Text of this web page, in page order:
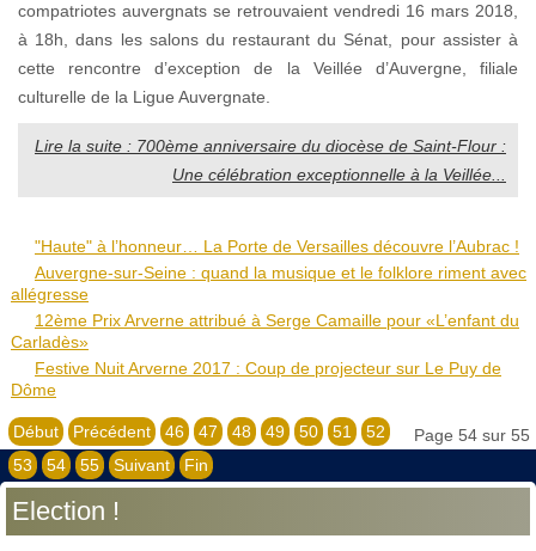
compatriotes auvergnats se retrouvaient vendredi 16 mars 2018,
à 18h, dans les salons du restaurant du Sénat, pour assister à
cette rencontre d’exception de la Veillée d’Auvergne, filiale
culturelle de la Ligue Auvergnate.
Lire la suite : 700ème anniversaire du diocèse de Saint-Flour :
Une célébration exceptionnelle à la Veillée...
"Haute" à l’honneur… La Porte de Versailles découvre l’Aubrac !
Auvergne-sur-Seine : quand la musique et le folklore riment avec
allégresse
12ème Prix Arverne attribué à Serge Camaille pour «L’enfant du
Carladès»
Festive Nuit Arverne 2017 : Coup de projecteur sur Le Puy de
Dôme
Page 54 sur 55
Début Précédent 46 47 48 49 50 51
52
53
54 55 Suivant Fin
Election !